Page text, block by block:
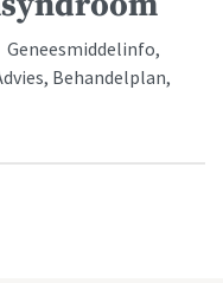
Geneesmiddelinfo,
Behandelplan,